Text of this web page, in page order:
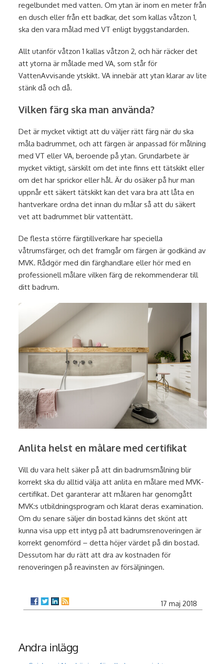
regelbundet med vatten. Om ytan är inom en meter från
en dusch eller från ett badkar, det som kallas våtzon 1,
ska den vara målad med VT enligt byggstandarden.
Allt utanför våtzon 1 kallas våtzon 2, och här räcker det
att ytorna är målade med VA, som står för
VattenAvvisande ytskikt. VA innebär att ytan klarar av lite
stänk då och då.
Vilken färg ska man använda?
Det är mycket viktigt att du väljer rätt färg när du ska
måla badrummet, och att färgen är anpassad för målning
med VT eller VA, beroende på ytan. Grundarbete är
mycket viktigt, särskilt om det inte finns ett tätskikt eller
om det har sprickor eller hål. Är du osäker på hur man
uppnår ett säkert tätskikt kan det vara bra att låta en
hantverkare ordna det innan du målar så att du säkert
vet att badrummet blir vattentätt.
De flesta större färgtillverkare har speciella
våtrumsfärger, och det framgår om färgen är godkänd av
MVK. Rådgör med din färghandlare eller hör med en
professionell målare vilken färg de rekommenderar till
ditt badrum.
Anlita helst en målare med certifikat
Vill du vara helt säker på att din badrumsmålning blir
korrekt ska du alltid välja att anlita en målare med MVK-
certifikat. Det garanterar att målaren har genomgått
MVK:s utbildningsprogram och klarat deras examination.
Om du senare säljer din bostad känns det skönt att
kunna visa upp ett intyg på att badrumsrenoveringen är
korrekt genomförd – detta höjer värdet på din bostad.
Dessutom har du rätt att dra av kostnaden för
renoveringen på reavinsten av försäljningen.
17 maj 2018
Andra inlägg